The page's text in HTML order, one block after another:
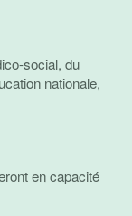
social, du
nationale,
en capacité